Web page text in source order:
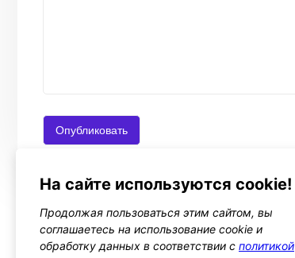
На сайте используются cookie!
Продолжая пользоваться этим сайтом, вы
соглашаетесь на использование cookie и
обработку данных в соответствии с политикой